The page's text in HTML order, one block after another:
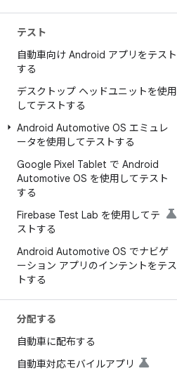
テスト
自動車向け Android アプリをテスト
する
デスクトップ ヘッドユニットを使用
してテストする
Android Automotive OS エミュレ
ータを使用してテストする
Google Pixel Tablet で Android
Automotive OS を使用してテスト
する
Firebase Test Lab を使用してテ
ストする
Android Automotive OS でナビゲ
ーション アプリのインテントをテス
トする
分配する
自動車に配布する
自動車対応モバイルアプリ